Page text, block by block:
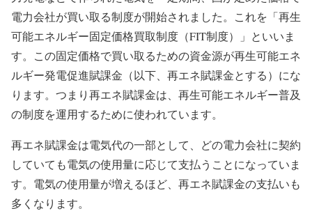
電力会社が買い取る制度が開始されました。これを「再生
可能エネルギー固定価格買取制度（FIT制度）」といいま
す。この固定価格で買い取るための資金源が再生可能エネ
ルギー発電促進賦課金（以下、再エネ賦課金とする）にな
ります。つまり再エネ賦課金は、再生可能エネルギー普及
の制度を運用するために使われています。
再エネ賦課金は電気代の一部として、どの電力会社に契約
していても電気の使用量に応じて支払うことになっていま
す。電気の使用量が増えるほど、再エネ賦課金の支払いも
多くなります。